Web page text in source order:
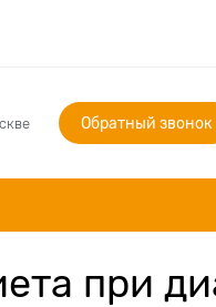
Обратный звонок
при